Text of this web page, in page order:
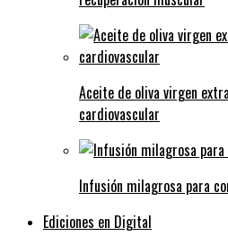
Aceite de oliva virgen
cardiovascular
Infusión milagrosa para
Ediciones en Digital